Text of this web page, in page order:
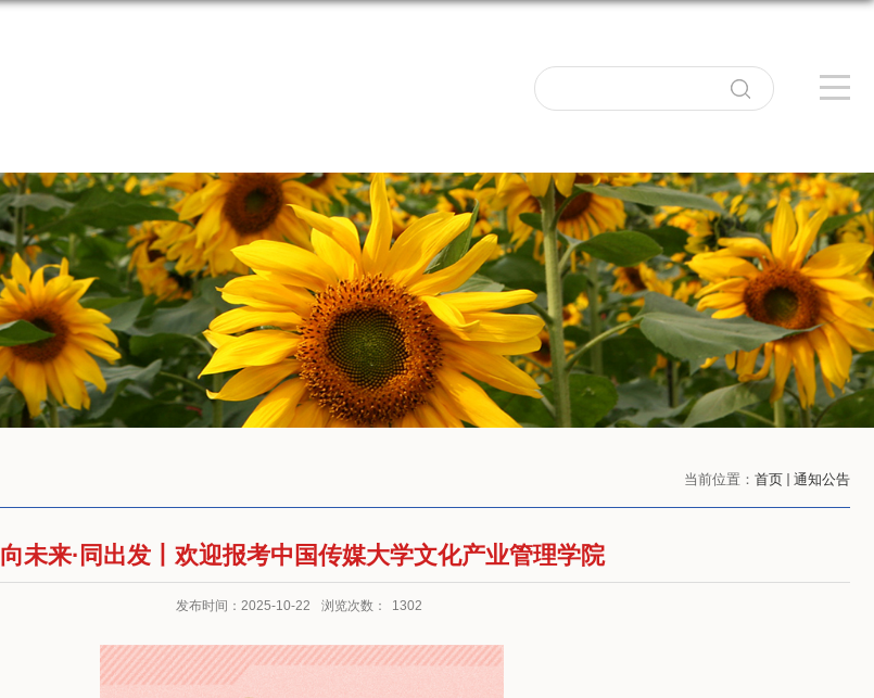
当前位置： 首页 通知公告
向未来·同出发丨欢迎报考中国传媒大学文化产业管理学院
发布时间：2025-10-22 浏览次数： 1302